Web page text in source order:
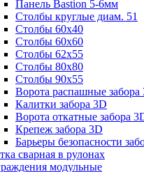
Панель Bastion 5-6мм
Столбы круглые диам. 51
Столбы 60х40
Столбы 60х60
Столбы 62х55
Столбы 80х80
Столбы 90х55
Ворота распашные забора
Калитки забора 3D
Ворота откатные забора
Крепеж забора 3D
Барьеры безопасности
сварная в рулонах
модульные